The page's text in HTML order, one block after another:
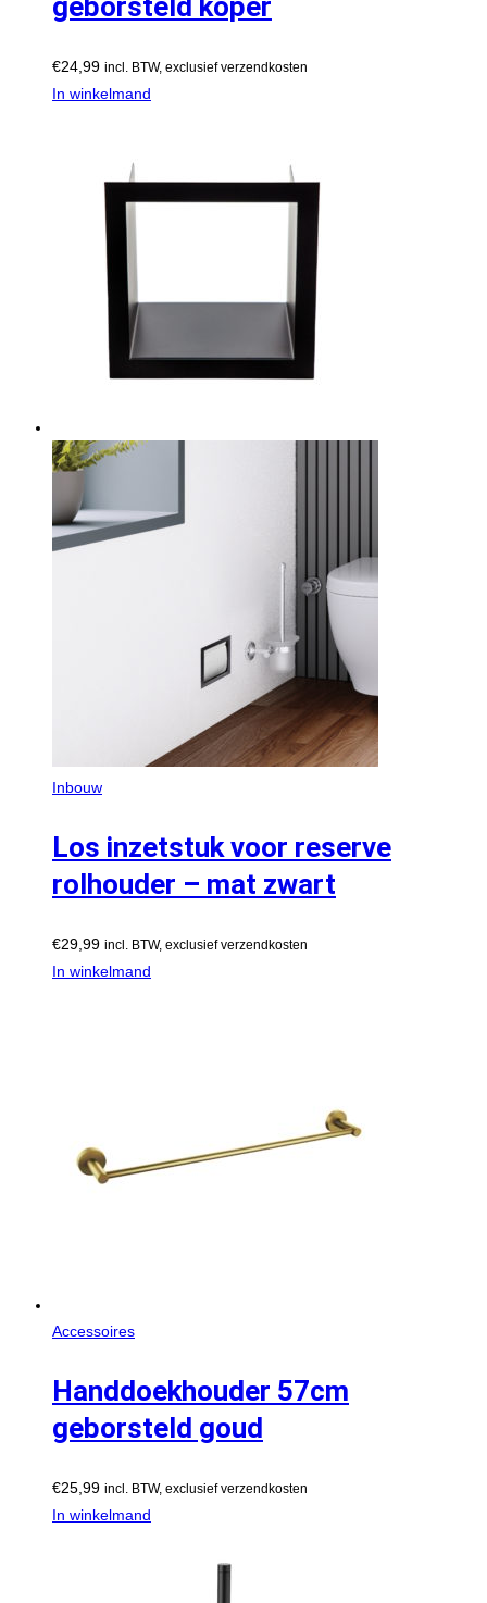
€24,99 incl. BTW, exclusief verzendkosten
In winkelmand
Inbouw
Los inzetstuk voor reserve
rolhouder – mat zwart
€29,99 incl. BTW, exclusief verzendkosten
In winkelmand
Accessoires
Handdoekhouder 57cm
geborsteld goud
€25,99 incl. BTW, exclusief verzendkosten
In winkelmand